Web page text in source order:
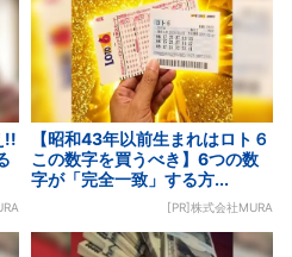
!!
【昭和43年以前生まれはロト６
この数字を買うべき】6つの数
字が「完全一致」する方...
[PR]株式会社MURA